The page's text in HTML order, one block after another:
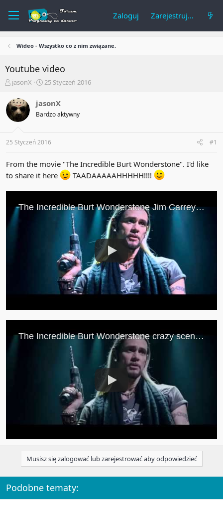
Zaloguj Zarejestruj się
Wideo - Wszystko co z nim związane.
Youtube video
A
t
o
r
e
m
t
jasonX
R
p
o
z
ę
y
25 Styczeń 2016
jasonX
Bardzo aktywny
25 Styczeń 2016 #1
From the movie "The Incredible Burt Wonderstone". I'd like
to share it here
TAADAAAAAHHHHH!!!!
Musisz się zalogować lub zarejestrować aby odpowiedzieć
Podobne tematy: